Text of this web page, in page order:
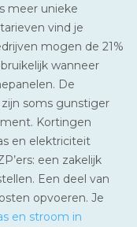
meer unieke
vind je
mogen de 21%
wanneer
De
soms gunstiger
Kortingen
en elektriciteit
een zakelijk
Een deel van
opvoeren. Je
en stroom in